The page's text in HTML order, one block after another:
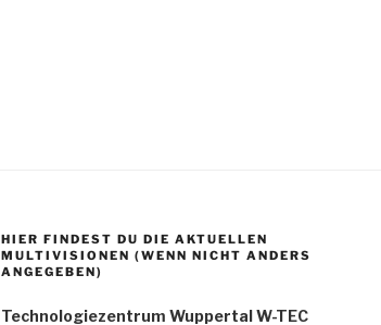
HIER FINDEST DU DIE AKTUELLEN
MULTIVISIONEN (WENN NICHT ANDERS
ANGEGEBEN)
Technologiezentrum Wuppertal W-TEC